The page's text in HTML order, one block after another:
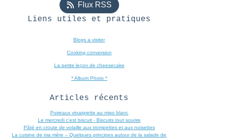
Flux RSS
Liens utiles et pratiques
Blogs a visiter
Cooking conversion
La petite leçon de cheesecake
* Album Photo *
Articles récents
Poireaux vinaigrette au miso blanc
Le mercredi c'est biscuit - Biscuits tout sourire
Pâté en croute de volaille aux trompettes et aux noisettes
La cuisine de ma mère – Quelques principes autour de la salade de